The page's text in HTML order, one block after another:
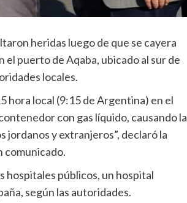
heridas luego de que se cayera
puerto de Aqaba, ubicado al sur de
locales.
hora local (9:15 de Argentina) en el
con gas líquido, causando la
jordanos y extranjeros”, declaró la
comunicado.
hospitales públicos, un hospital
según las autoridades.